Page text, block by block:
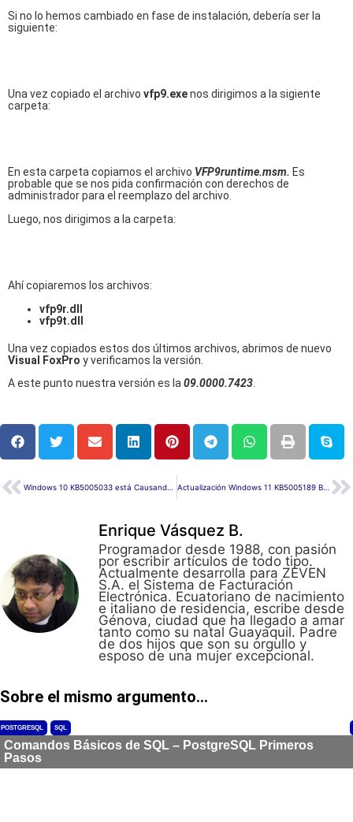
Si no lo hemos cambiado en fase de instalación, debería ser la
siguiente:
Una vez copiado el archivo vfp9.exenos dirigimos a la sigiente
carpeta:
En esta carpeta copiamos el archivo VFP9runtime.msm. Es
probable que se nos pida confirmación con derechos de
administrador para el reemplazo del archivo.
Luego, nos dirigimos a la carpeta:
Ahí copiaremos los archivos:
vfp9r.dll
vfp9t.dll
Una vez copiados estos dos últimos archivos, abrimos de nuevo
Visual FoxPro y verificamos la versión.
A este punto nuestra versión es la 09.0000.7423
Actualización Windows 11 KB5005189 Build 22000.160
Enrique Vásquez B.
Programador desde 1988, con pasión
por escribir artículos de todo tipo.
Actualmente desarrolla para ZEVEN
S.A. el Sistema de Facturación
Electrónica. Ecuatoriano de nacimiento
e italiano de residencia, escribe desde
Génova, ciudad que ha llegado a amar
tanto como su natal Guayaquil. Padre
de dos hijos que son su orgullo y
esposo de una mujer excepcional.
Sobre el mismo argumento...
POSTGRESQL SQL
Comandos Básicos de SQL – PostgreSQL Primeros
Pasos